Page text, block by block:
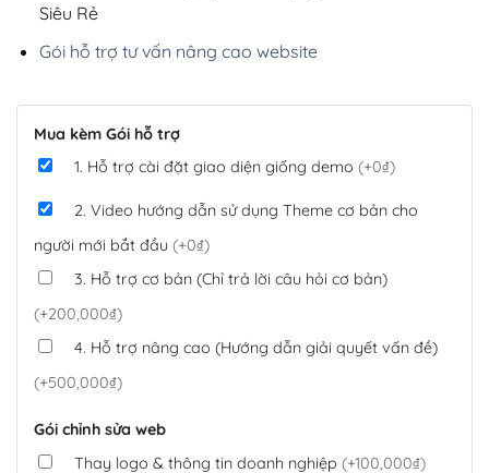
Siêu Rẻ
Gói hỗ trợ tư vấn nâng cao website
Mua kèm Gói hỗ trợ
1. Hỗ trợ cài đặt giao diện giống demo (+0₫)
2. Video hướng dẫn sử dụng Theme cơ bản cho
người mới bắt đầu (+0₫)
3. Hỗ trợ cơ bản (Chỉ trả lời câu hỏi cơ bản)
(+200,000₫)
4. Hỗ trợ nâng cao (Hướng dẫn giải quyết vấn đề)
(+500,000₫)
Gói chỉnh sửa web
Thay logo & thông tin doanh nghiệp (+100,000₫)